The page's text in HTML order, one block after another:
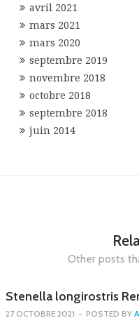
avril 2021
mars 2021
mars 2020
septembre 2019
novembre 2018
octobre 2018
septembre 2018
juin 2014
Other posts
Stenella longirostris
27 OCTOBRE 2021 - POSTED BY